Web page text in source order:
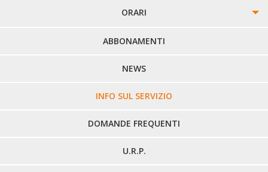
ORARI
PERCORSI URBANI IN BIELLA
LINEE URBANE VERCELLI
LINEE EXTRAURBANE
ABBONAMENTI
NEWS
INFO SUL SERVIZIO
DOMANDE FREQUENTI
U.R.P.